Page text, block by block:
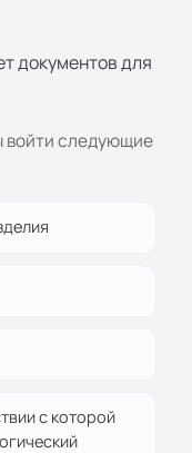
документов для
войти следующие
с которой